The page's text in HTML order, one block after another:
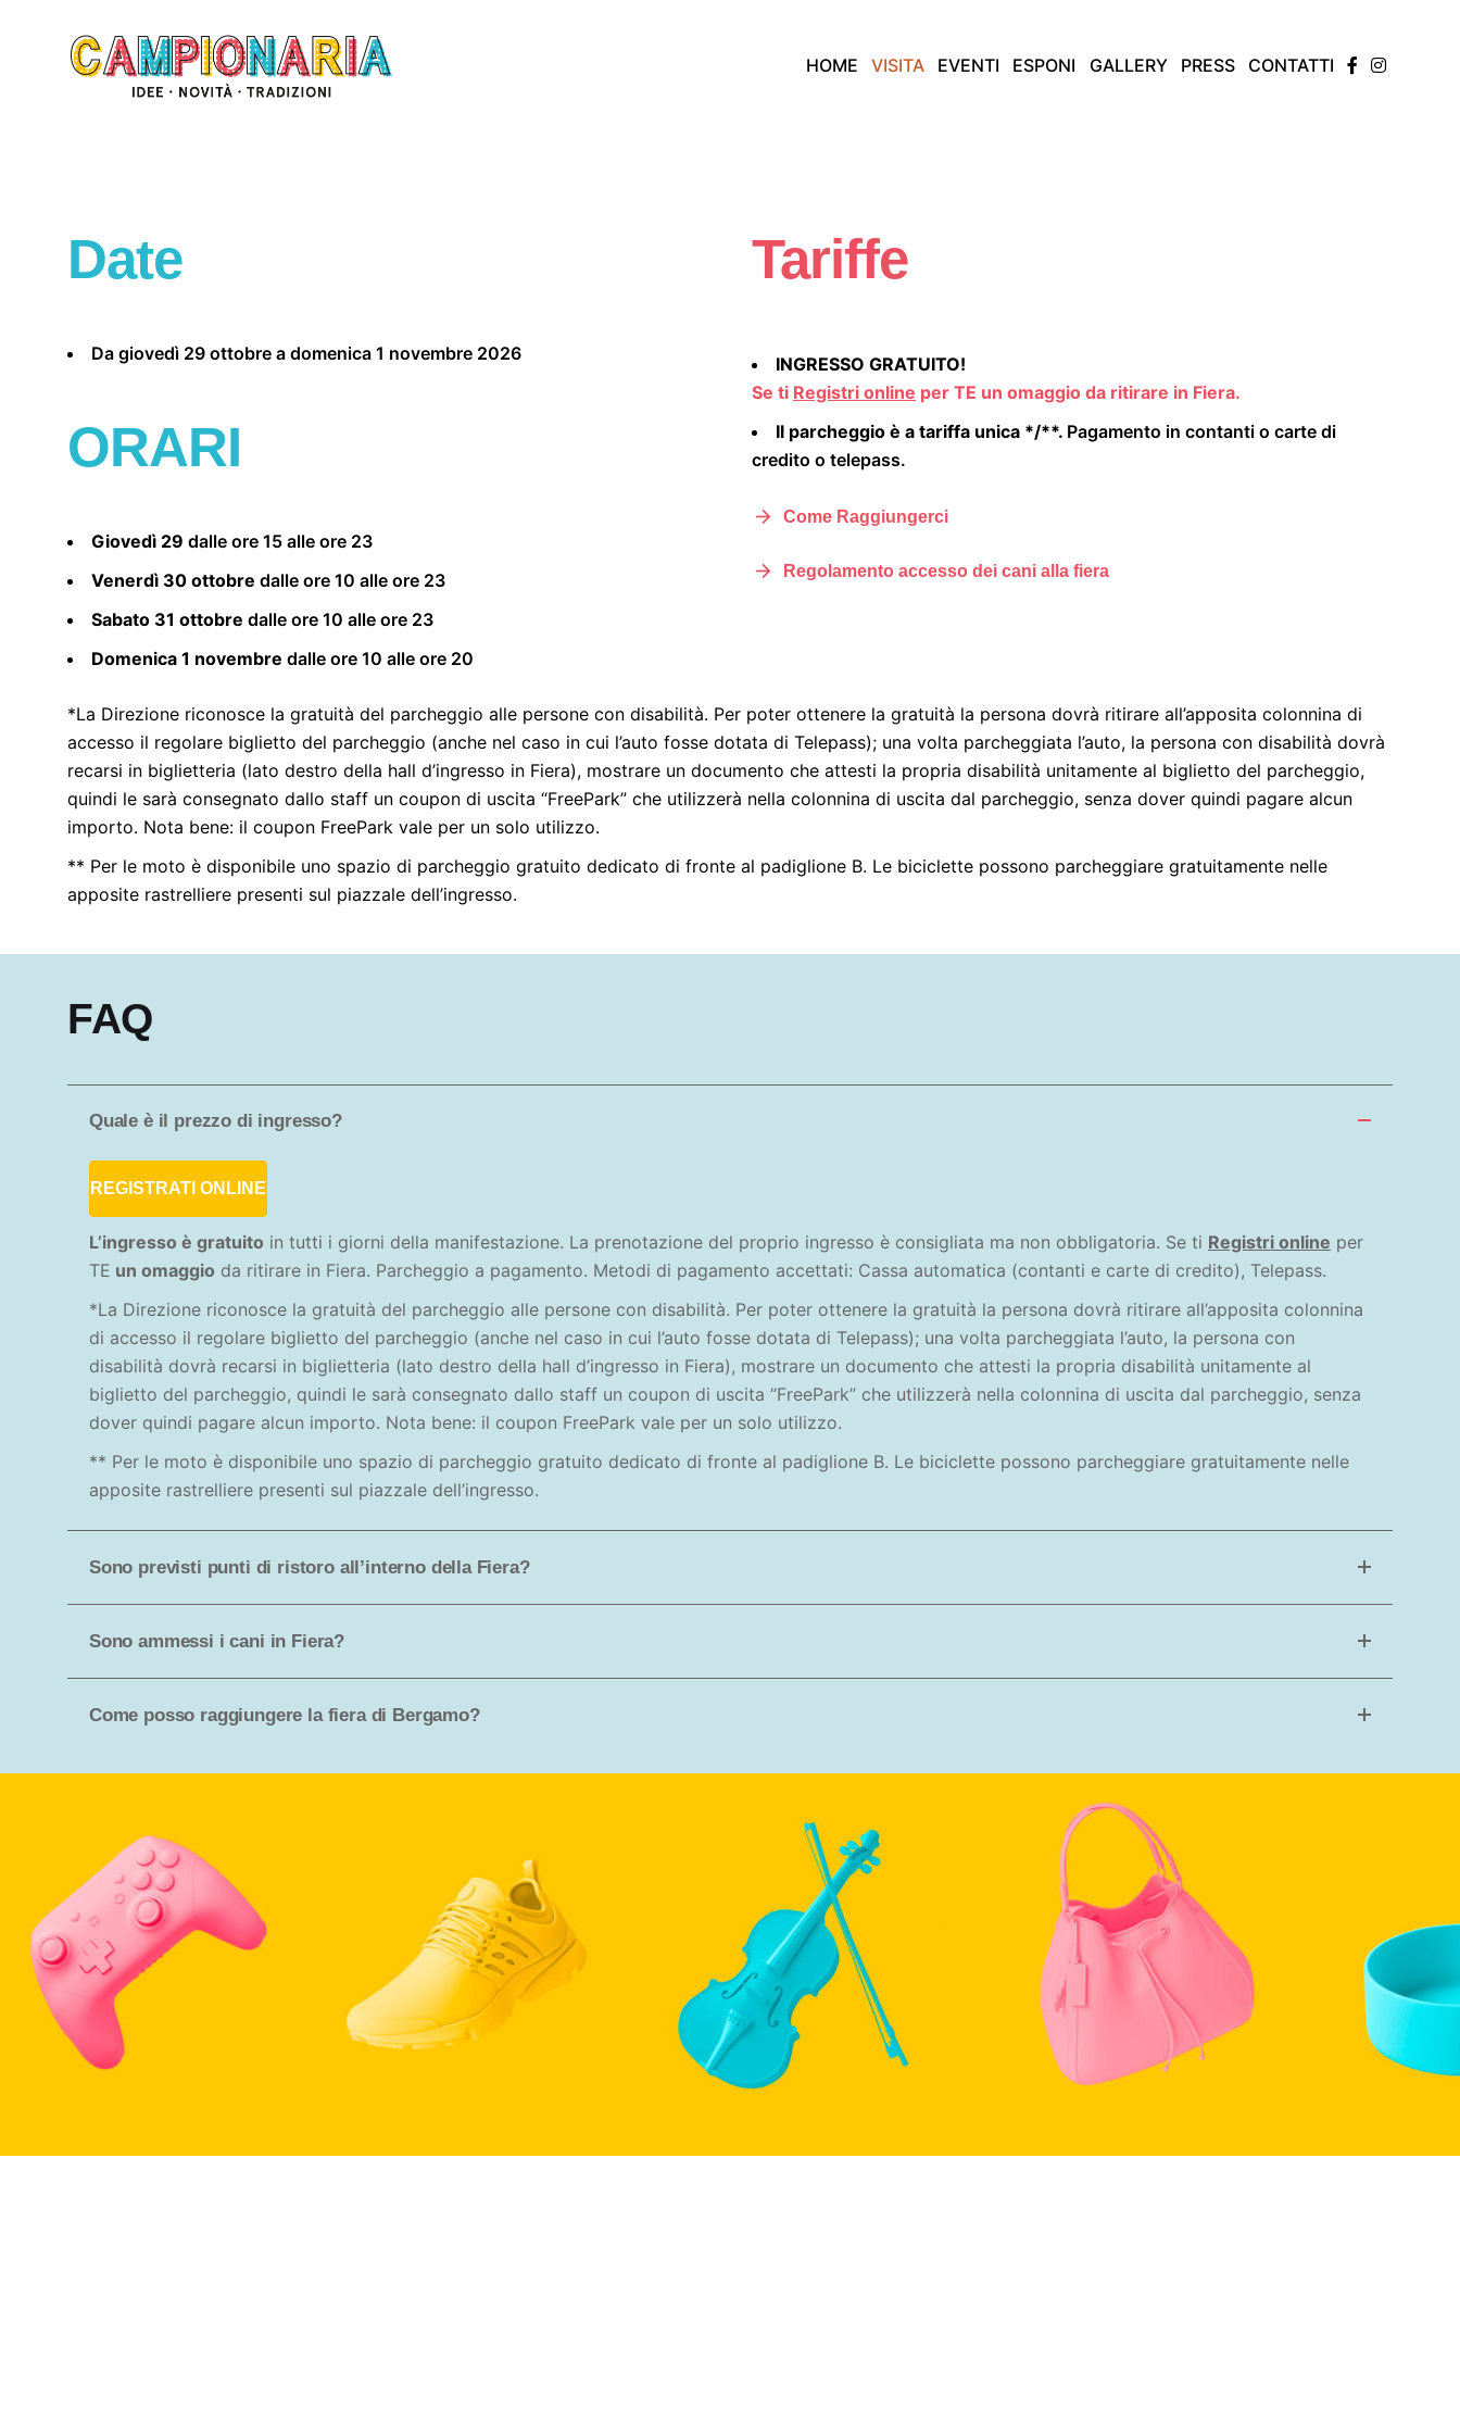
HOME VISITA EVENTI ESPONI GALLERY PRESS CONTATTI
Date
Da giovedì 29 ottobre a domenica 1 novembre 2026
ORARI
Giovedì 29 dalle ore 15 alle ore 23
Venerdì 30 ottobre dalle ore 10 alle ore 23
Sabato 31 ottobre dalle ore 10 alle ore 23
Domenica 1 novembre dalle ore 10 alle ore 20
Tariffe
INGRESSO GRATUITO!
Se ti Registri online per TE un omaggio da ritirare in Fiera.
Il parcheggio è a tariffa unica */**. Pagamento in contanti o carte di
credito o telepass.
Come Raggiungerci
Regolamento accesso dei cani alla fiera
*La Direzione riconosce la gratuità del parcheggio alle persone con disabilità. Per poter ottenere la gratuità la persona dovrà ritirare all’apposita colonnina di
accesso il regolare biglietto del parcheggio (anche nel caso in cui l’auto fosse dotata di Telepass); una volta parcheggiata l’auto, la persona con disabilità dovrà
recarsi in biglietteria (lato destro della hall d’ingresso in Fiera), mostrare un documento che attesti la propria disabilità unitamente al biglietto del parcheggio,
quindi le sarà consegnato dallo staff un coupon di uscita “FreePark” che utilizzerà nella colonnina di uscita dal parcheggio, senza dover quindi pagare alcun
importo. Nota bene: il coupon FreePark vale per un solo utilizzo.
** Per le moto è disponibile uno spazio di parcheggio gratuito dedicato di fronte al padiglione B. Le biciclette possono parcheggiare gratuitamente nelle
apposite rastrelliere presenti sul piazzale dell’ingresso.
FAQ
Quale è il prezzo di ingresso?
REGISTRATI ONLINE
L’ingresso è gratuito in tutti i giorni della manifestazione. La prenotazione del proprio ingresso è consigliata ma non obbligatoria. Se ti Registri online per
TE un omaggio da ritirare in Fiera. Parcheggio a pagamento. Metodi di pagamento accettati: Cassa automatica (contanti e carte di credito), Telepass.
*La Direzione riconosce la gratuità del parcheggio alle persone con disabilità. Per poter ottenere la gratuità la persona dovrà ritirare all’apposita colonnina
di accesso il regolare biglietto del parcheggio (anche nel caso in cui l’auto fosse dotata di Telepass); una volta parcheggiata l’auto, la persona con
disabilità dovrà recarsi in biglietteria (lato destro della hall d’ingresso in Fiera), mostrare un documento che attesti la propria disabilità unitamente al
biglietto del parcheggio, quindi le sarà consegnato dallo staff un coupon di uscita “FreePark” che utilizzerà nella colonnina di uscita dal parcheggio, senza
dover quindi pagare alcun importo. Nota bene: il coupon FreePark vale per un solo utilizzo.
** Per le moto è disponibile uno spazio di parcheggio gratuito dedicato di fronte al padiglione B. Le biciclette possono parcheggiare gratuitamente nelle
apposite rastrelliere presenti sul piazzale dell’ingresso.
Sono previsti punti di ristoro all’interno della Fiera?
Sono ammessi i cani in Fiera?
Come posso raggiungere la fiera di Bergamo?